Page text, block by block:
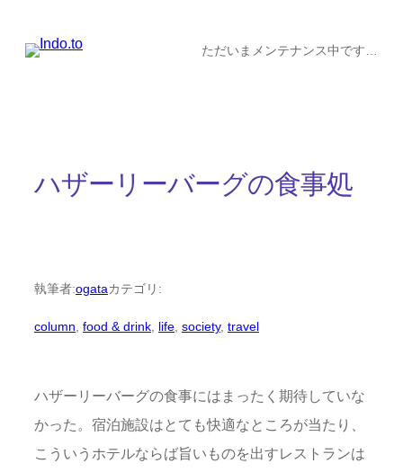
ただいまメンテナンス中です…
ハザーリーバーグの食事処
執筆者:ogataカテゴリ:
column food & drink life society, travel
ハザーリーバーグの食事にはまったく期待していな
かった。宿泊施設はとても快適なところが当たり、
こういうホテルならば旨いものを出すレストランは